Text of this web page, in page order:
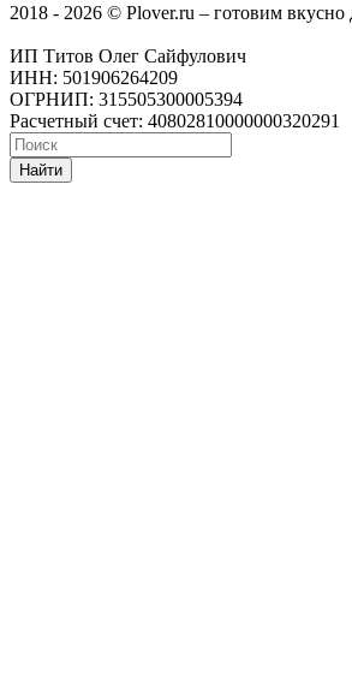
2018 - 2026 © Plover.ru – готовим
ИП Титов Олег Сайфулович
ИНН: 501906264209
ОГРНИП: 315505300005394
Расчетный счет: 40802810000000320291
Найти